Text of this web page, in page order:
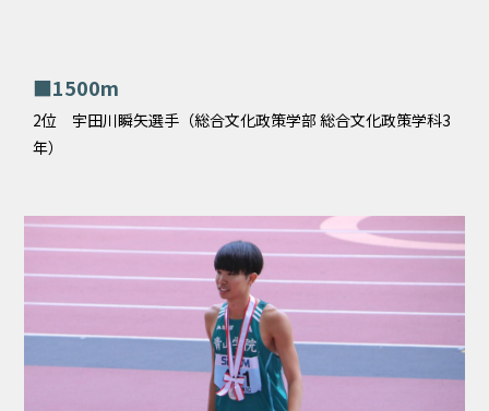
■1500m
2位 宇田川瞬矢選手（総合文化政策学部 総合文化政策学科3
年）